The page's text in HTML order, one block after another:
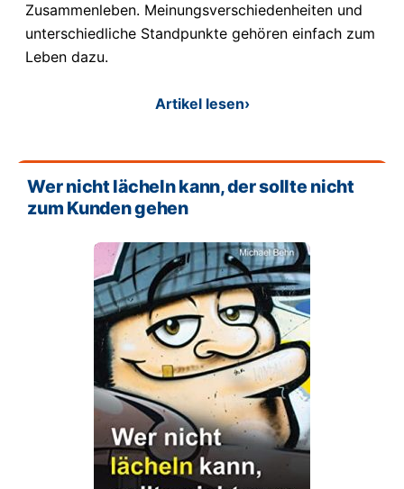
Zusammenleben. Meinungsverschiedenheiten und
unterschiedliche Standpunkte gehören einfach zum
Leben dazu.
Artikel lesen›
Wer nicht lächeln kann, der sollte nicht
zum Kunden gehen